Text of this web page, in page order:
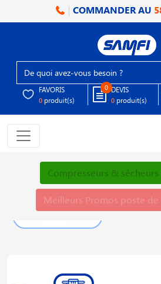
COMMANDER AU
FAVORIS
0 produit(s)
0 DEVIS
0 produit(s)
Compresseurs &
Meilleurs Promos poste